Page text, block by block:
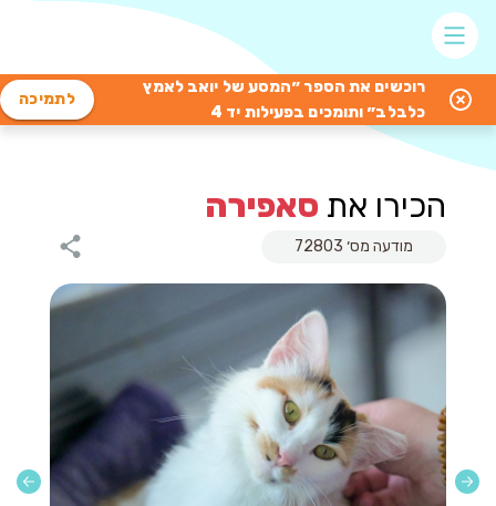
רוכשים את הספר ״המסע של יואב לאמץ
כלבלב״ ותומכים בפעילות יד 4
לתמיכה
הכירו את סאפירה
מודעה מס׳ 72803